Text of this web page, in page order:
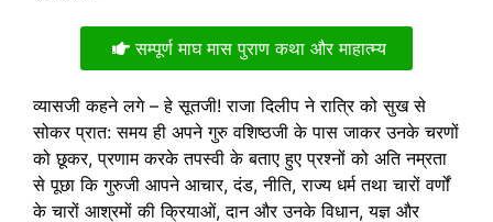
सम्पूर्ण माघ मास पुराण कथा और माहात्म्य
व्यासजी कहने लगे – हे सूतजी! राजा दिलीप ने रात्रि को सुख से
सोकर प्रात: समय ही अपने गुरु वशिष्ठजी के पास जाकर उनके चरणों
को छूकर, प्रणाम करके तपस्वी के बताए हुए प्रश्नों को अति नम्रता
से पूछा कि गुरुजी आपने आचार, दंड, नीति, राज्य धर्म तथा चारों वर्णों
के चारों आश्रमों की क्रियाओं, दान और उनके विधान, यज्ञ और